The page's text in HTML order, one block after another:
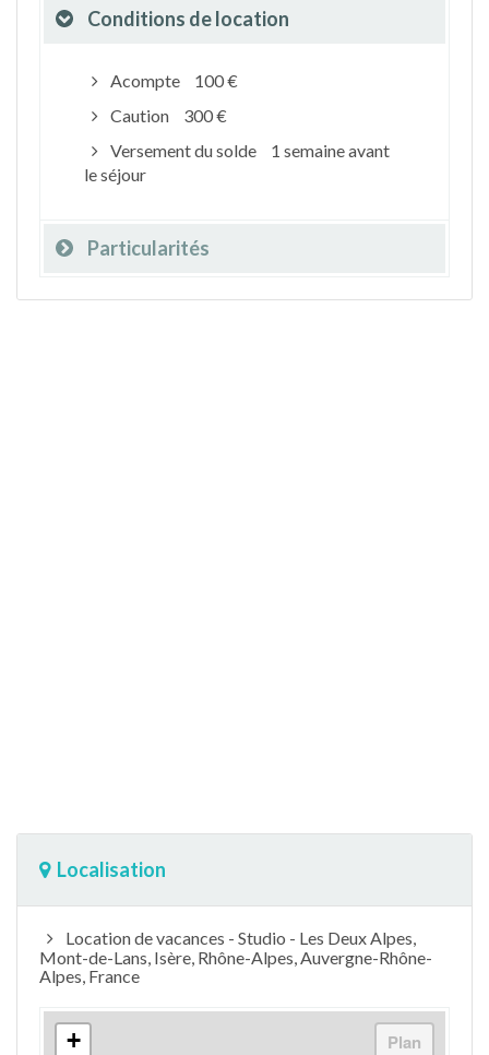
Conditions de location
Acompte
100 €
Caution
300 €
Versement du solde
1 semaine avant
le séjour
Particularités
Localisation
Location de vacances - Studio - Les Deux Alpes,
Mont-de-Lans, Isère, Rhône-Alpes, Auvergne-Rhône-
Alpes, France
+